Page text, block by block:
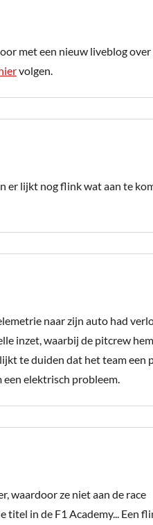
met een nieuw liveblog over
volgen.
er lijkt nog flink wat aan te
naar zijn auto had
inzet, waarbij de pitcrew hem
te duiden dat het team een
een elektrisch probleem.
waardoor ze niet aan de race
titel in de F1 Academy... Een